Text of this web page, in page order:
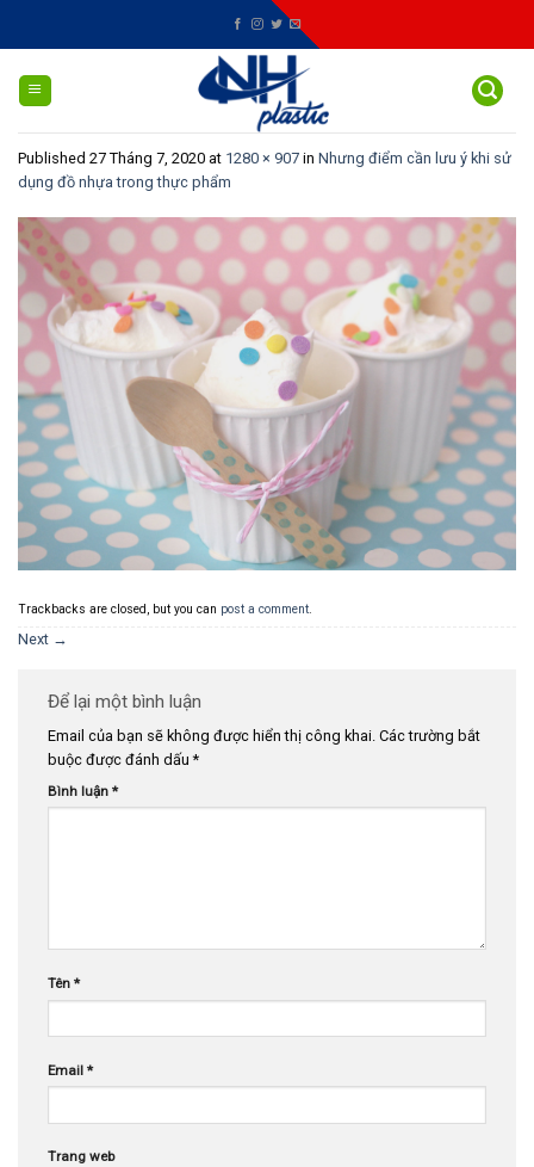
Published 27 Tháng 7, 2020 at 1280 × 907 in Nhưng điểm cần lưu ý khi sử
dụng đồ nhựa trong thực phẩm
Trackbacks are closed, but you can post a comment.
Next →
Để lại một bình luận
Email của bạn sẽ không được hiển thị công khai. Các trường bắt
buộc được đánh dấu*
Bình luận *
Tên *
Email *
Trang web